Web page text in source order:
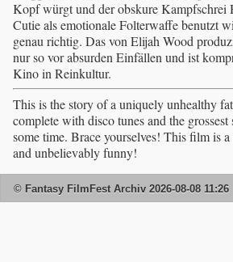
Kopf würgt und der obskure Kampfschrei
Cutie als emotionale Folterwaffe benutzt
genau richtig. Das von Elijah Wood
nur so vor absurden Einfällen und ist
Kino in Reinkultur.
This is the story of a uniquely unhealthy
complete with disco tunes and the
some time. Brace yourselves! This film is
and unbelievably funny!
© Fantasy FilmFest Archiv 2026-08-08 11:26